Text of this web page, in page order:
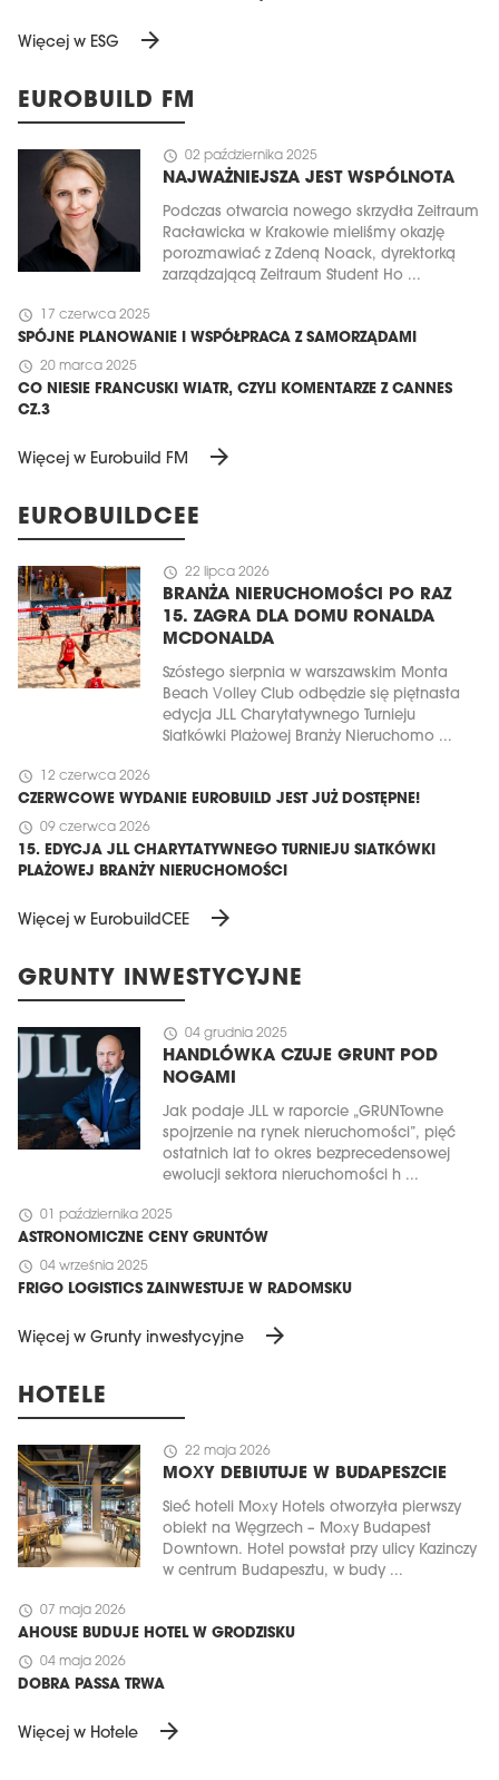
Więcej w ESG arrow_forward
EUROBUILD FM
schedule 02 października 2025
NAJWAŻNIEJSZA JEST WSPÓLNOTA
Podczas otwarcia nowego skrzydła Zeitraum
Racławicka w Krakowie mieliśmy okazję
porozmawiać z Zdeną Noack, dyrektorką
zarządzającą Zeitraum Student Ho ...
schedule 17 czerwca 2025
SPÓJNE PLANOWANIE I WSPÓŁPRACA Z SAMORZĄDAMI
schedule 20 marca 2025
CO NIESIE FRANCUSKI WIATR, CZYLI KOMENTARZE Z CANNES
CZ.3
Więcej w Eurobuild FM arrow_forward
EUROBUILDCEE
schedule 22 lipca 2026
BRANŻA NIERUCHOMOŚCI PO RAZ
15. ZAGRA DLA DOMU RONALDA
MCDONALDA
Szóstego sierpnia w warszawskim Monta
Beach Volley Club odbędzie się piętnasta
edycja JLL Charytatywnego Turnieju
Siatkówki Plażowej Branży Nieruchomo ...
schedule 12 czerwca 2026
CZERWCOWE WYDANIE EUROBUILD JEST JUŻ DOSTĘPNE!
schedule 09 czerwca 2026
15. EDYCJA JLL CHARYTATYWNEGO TURNIEJU SIATKÓWKI
PLAŻOWEJ BRANŻY NIERUCHOMOŚCI
Więcej w EurobuildCEE arrow_forward
GRUNTY INWESTYCYJNE
schedule 04 grudnia 2025
HANDLÓWKA CZUJE GRUNT POD
NOGAMI
Jak podaje JLL w raporcie „GRUNTowne
spojrzenie na rynek nieruchomości”, pięć
ostatnich lat to okres bezprecedensowej
ewolucji sektora nieruchomości h ...
schedule 01 października 2025
ASTRONOMICZNE CENY GRUNTÓW
schedule 04 września 2025
FRIGO LOGISTICS ZAINWESTUJE W RADOMSKU
Więcej w Grunty inwestycyjne arrow_forward
HOTELE
schedule 22 maja 2026
MOXY DEBIUTUJE W BUDAPESZCIE
Sieć hoteli Moxy Hotels otworzyła pierwszy
obiekt na Węgrzech – Moxy Budapest
Downtown. Hotel powstał przy ulicy Kazinczy
w centrum Budapesztu, w budy ...
schedule 07 maja 2026
AHOUSE BUDUJE HOTEL W GRODZISKU
schedule 04 maja 2026
DOBRA PASSA TRWA
Więcej w Hotele arrow_forward